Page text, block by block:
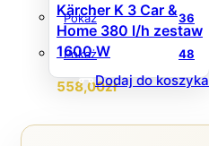
Pokaż 36
Pokaż 48
Kärcher K 3 Car &
Home 380 l/h zestaw
1600 W
558,00zł
Dodaj do koszyka